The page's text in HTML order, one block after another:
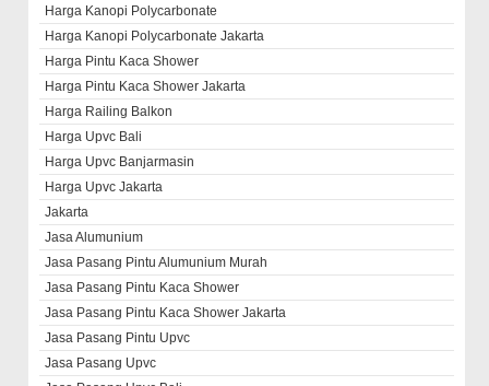
Harga Kanopi Polycarbonate
Harga Kanopi Polycarbonate Jakarta
Harga Pintu Kaca Shower
Harga Pintu Kaca Shower Jakarta
Harga Railing Balkon
Harga Upvc Bali
Harga Upvc Banjarmasin
Harga Upvc Jakarta
Jakarta
Jasa Alumunium
Jasa Pasang Pintu Alumunium Murah
Jasa Pasang Pintu Kaca Shower
Jasa Pasang Pintu Kaca Shower Jakarta
Jasa Pasang Pintu Upvc
Jasa Pasang Upvc